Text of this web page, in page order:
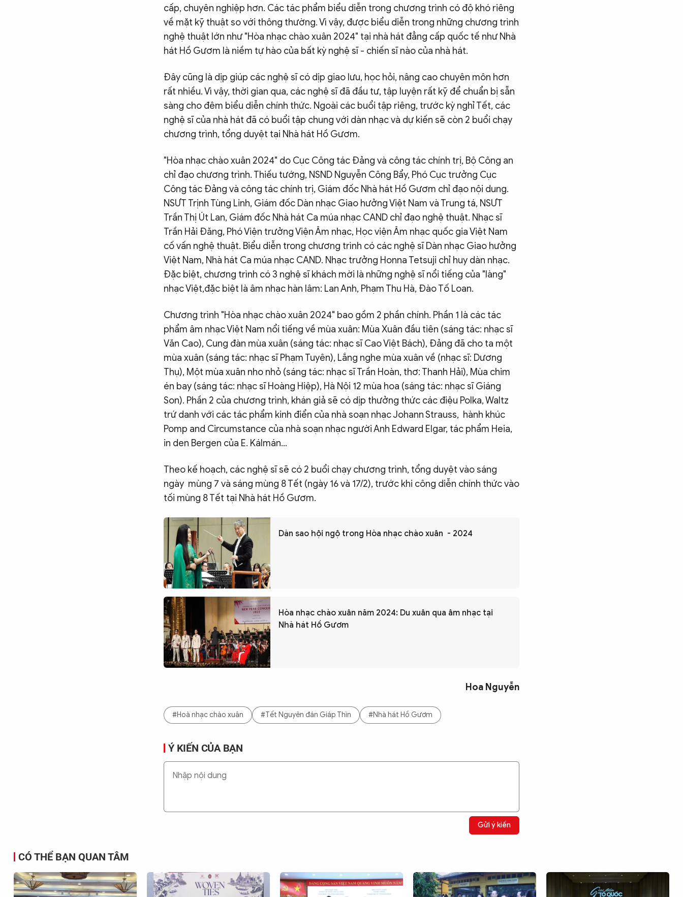
cấp, chuyên nghiệp hơn. Các tác phẩm biểu diễn trong chương trình có độ khó riêng
về mặt kỹ thuật so với thông thường. Vì vậy, được biểu diễn trong những chương trình
nghệ thuật lớn như "Hòa nhạc chào xuân 2024" tại nhà hát đẳng cấp quốc tế như Nhà
hát Hồ Gươm là niềm tự hào của bất kỳ nghệ sĩ - chiến sĩ nào của nhà hát.
Đây cũng là dịp giúp các nghệ sĩ có dịp giao lưu, học hỏi, nâng cao chuyên môn hơn
rất nhiều. Vì vậy, thời gian qua, các nghệ sĩ đã đầu tư, tập luyện rất kỹ để chuẩn bị sẵn
sàng cho đêm biểu diễn chính thức. Ngoài các buổi tập riêng, trước kỳ nghỉ Tết, các
nghệ sĩ của nhà hát đã có buổi tập chung với dàn nhạc và dự kiến sẽ còn 2 buổi chạy
chương trình, tổng duyệt tại Nhà hát Hồ Gươm.
"Hòa nhạc chào xuân 2024" do Cục Công tác Đảng và công tác chính trị, Bộ Công an
chỉ đạo chương trình. Thiếu tướng, NSND Nguyễn Công Bẩy, Phó Cục trưởng Cục
Công tác Đảng và công tác chính trị, Giám đốc Nhà hát Hồ Gươm chỉ đạo nội dung.
NSƯT Trịnh Tùng Linh, Giám đốc Dàn nhạc Giao hưởng Việt Nam và Trung tá, NSƯT
Trần Thị Út Lan, Giám đốc Nhà hát Ca múa nhạc CAND chỉ đạo nghệ thuật. Nhạc sĩ
Trần Hải Đăng, Phó Viện trưởng Viện Âm nhạc, Học viện Âm nhạc quốc gia Việt Nam
cố vấn nghệ thuật. Biểu diễn trong chương trình có các nghệ sĩ Dàn nhạc Giao hưởng
Việt Nam, Nhà hát Ca múa nhạc CAND. Nhạc trưởng Honna Tetsuji chỉ huy dàn nhạc.
Đặc biệt, chương trình có 3 nghệ sĩ khách mời là những nghệ sĩ nổi tiếng của "làng"
nhạc Việt,đặc biệt là âm nhạc hàn lâm: Lan Anh, Phạm Thu Hà, Đào Tố Loan.
Chương trình "Hòa nhạc chào xuân 2024" bao gồm 2 phần chính. Phần 1 là các tác
phẩm âm nhạc Việt Nam nổi tiếng về mùa xuân: Mùa Xuân đầu tiên (sáng tác: nhạc sĩ
Văn Cao), Cung đàn mùa xuân (sáng tác: nhạc sĩ Cao Việt Bách), Đảng đã cho ta một
mùa xuân (sáng tác: nhạc sĩ Phạm Tuyên), Lắng nghe mùa xuân về (nhạc sĩ: Dương
Thụ), Một mùa xuân nho nhỏ (sáng tác: nhạc sĩ Trần Hoàn, thơ: Thanh Hải), Mùa chim
én bay (sáng tác: nhạc sĩ Hoàng Hiệp), Hà Nội 12 mùa hoa (sáng tác: nhạc sĩ Giáng
Son). Phần 2 của chương trình, khán giả sẽ có dịp thưởng thức các điệu Polka, Waltz
trứ danh với các tác phẩm kinh điển của nhà soạn nhạc Johann Strauss, hành khúc
Pomp and Circumstance của nhà soạn nhạc người Anh Edward Elgar, tác phẩm Heia,
in den Bergen của E. Kálmán…
Theo kế hoạch, các nghệ sĩ sẽ có 2 buổi chạy chương trình, tổng duyệt vào sáng
ngày mùng 7 và sáng mùng 8 Tết (ngày 16 và 17/2), trước khi công diễn chính thức vào
tối mùng 8 Tết tại Nhà hát Hồ Gươm.
Dàn sao hội ngộ trong Hòa nhạc chào xuân - 2024
Hòa nhạc chào xuân năm 2024: Du xuân qua âm nhạc tại
Nhà hát Hồ Gươm
Hoa Nguyễn
#Hoà nhạc chào xuân #Tết Nguyên đán Giáp Thìn #Nhà hát Hồ Gươm
Ý KIẾN CỦA BẠN
Gửi ý kiến
CÓ THỂ BẠN QUAN TÂM